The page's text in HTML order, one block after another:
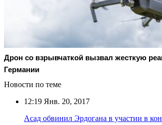
Дрон со взрывчаткой вызвал жесткую
Германии
Новости по теме
12:19 Янв. 20, 2017
Асад обвинил Эрдогана в участии в